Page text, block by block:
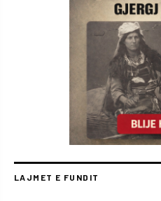
LAJMET E FUNDIT